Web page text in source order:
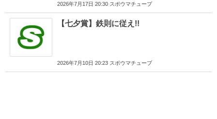
2026年7月17日 20:30 スポウマチューブ
【七夕賞】鉄則に従え!!
2026年7月10日 20:23 スポウマチューブ